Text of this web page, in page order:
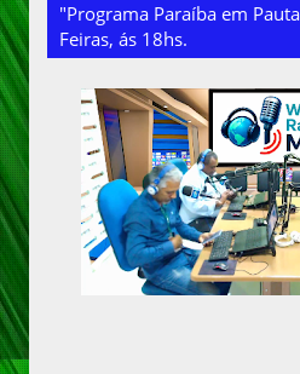
"Programa Paraíba em
Feiras, ás 18hs.